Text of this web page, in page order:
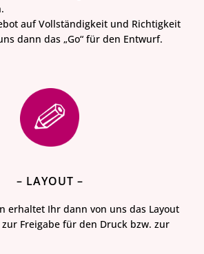
auf Vollständigkeit und Richtigkeit
dann das „Go“ für den Entwurf.
– LAYOUT –
erhaltet Ihr dann von uns das Layout
Freigabe für den Druck bzw. zur